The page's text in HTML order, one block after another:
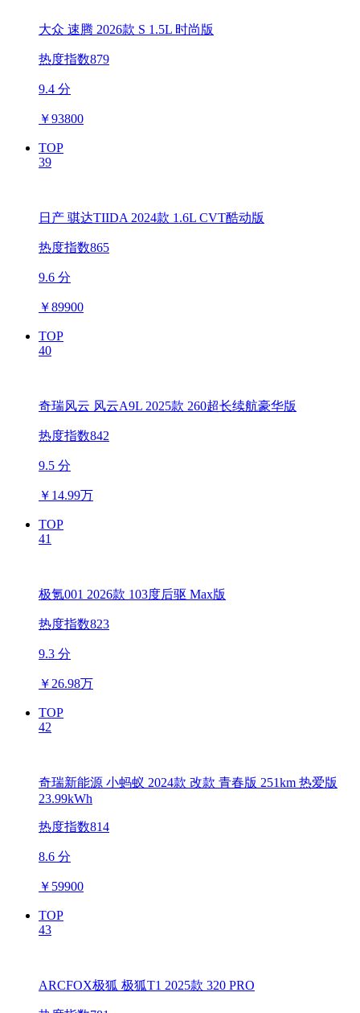
大众 速腾 2026款 S 1.5L 时尚版
热度指数879
9.4 分
￥93800
TOP
39
日产 骐达TIIDA 2024款 1.6L CVT酷动版
热度指数865
9.6 分
￥89900
TOP
40
奇瑞风云 风云A9L 2025款 260超长续航豪华版
热度指数842
9.5 分
￥ 14.99万
TOP
41
极氪001 2026款 103度后驱 Max版
热度指数823
9.3 分
￥ 26.98万
TOP
42
奇瑞新能源 小蚂蚁 2024款 改款 青春版 251km 热爱版
23.99kWh
热度指数814
8.6 分
￥ 59900
TOP
43
ARCFOX极狐 极狐T1 2025款 320 PRO